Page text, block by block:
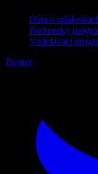
Dáta o
Partnerský
Vzdelávací
Twitter